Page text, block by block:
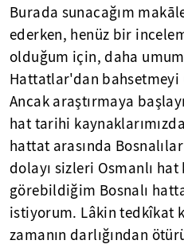
Burada sunacağım
ederken, henüz bir
olduğum için, daha
Hattatlar'dan bahsetmeyi
Ancak araştırmaya
hat tarihi
hattat arasında
dolayı sizleri Osmanlı
görebildiğim Bosnalı
istiyorum. Lâkin tedkîkat
zamanın darlığından